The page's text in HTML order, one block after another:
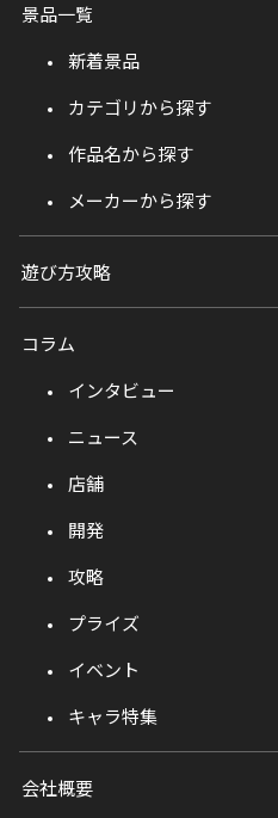
景品一覧
新着景品
カテゴリから探す
作品名から探す
メーカーから探す
遊び方攻略
コラム
インタビュー
ニュース
店舗
開発
攻略
プライズ
イベント
キャラ特集
会社概要